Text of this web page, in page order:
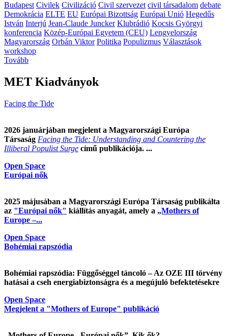
Budapest Civilek Civilizáció Civil szervezet civil társadalom debate
Demokrácia ELTE EU Európai Bizottság Európai Unió Hegedűs
István Interjú Jean-Claude Juncker Klubrádió Kocsis Györgyi
konferencia Közép-Európai Egyetem (CEU) Lengyelország
Magyarország Orbán Viktor Politika Populizmus Választások
workshop
Tovább
MET Kiadványok
Facing the Tide
2026 januárjában megjelent a Magyarországi Európa
Társaság Facing the Tide: Understanding and Countering the
Illiberal Populist Surge című publikációja. ...
Open Space
Európai nők
2025 májusában a Magyarországi Európa Társaság publikálta
az "Európai nők" kiállítás anyagát, amely a „Mothers of
Europe –...
Open Space
Bohémiai rapszódia
Bohémiai rapszódia: Függőséggel táncoló – Az OZE III törvény
hatásai a cseh energiabiztonságra és a megújuló befektetésekre
Open Space
Megjelent a "Mothers of Europe" publikáció